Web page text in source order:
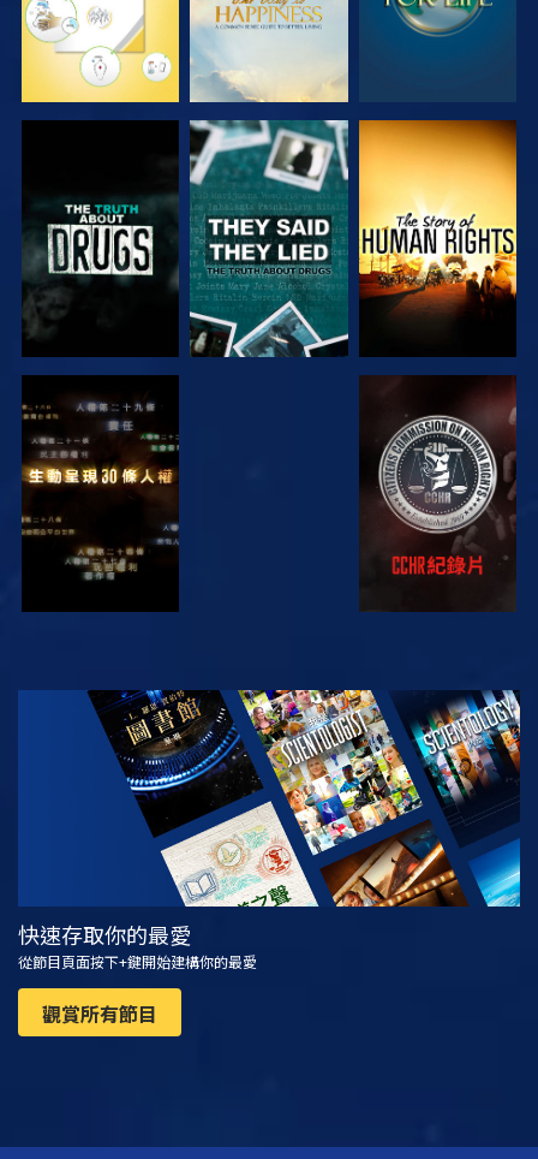
觀看 觀看
觀看 觀看
觀看 探索系列節目
快速存取你的最愛
從節目頁面按下+鍵開始建構你的最愛
觀賞所有節目